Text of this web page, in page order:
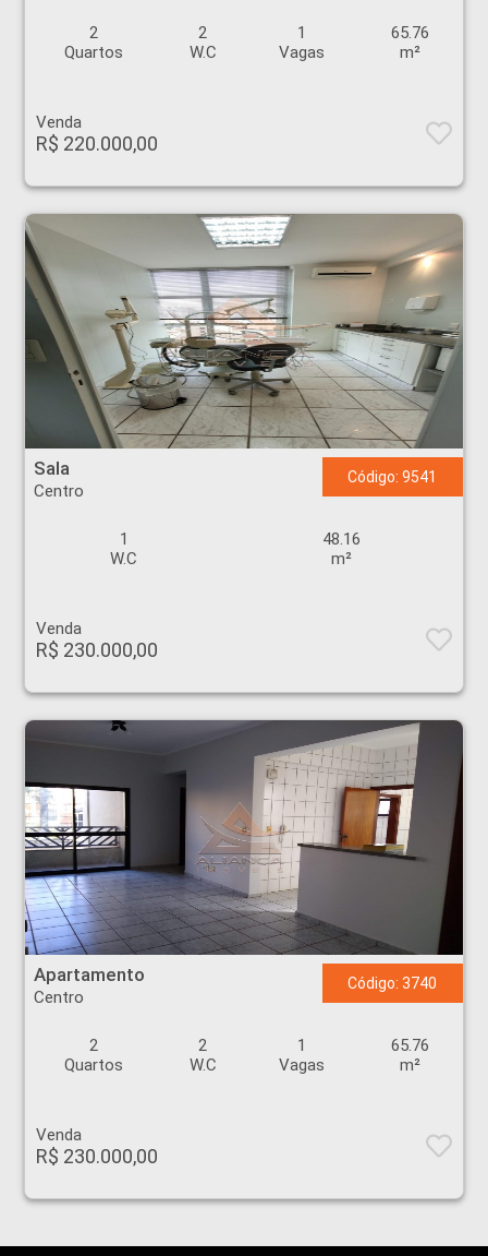
2
Quartos
2
W.C
1
Vagas
65.76
m²
Venda
R$ 220.000,00
Sala - Centro - Ribeirão Preto
Sala
Centro
Código: 9541
1
W.C
48.16
m²
Venda
R$ 230.000,00
Apartamento - Centro - Ribeirão Preto
Apartamento
Centro
Código: 3740
2
Quartos
2
W.C
1
Vagas
65.76
m²
Venda
R$ 230.000,00